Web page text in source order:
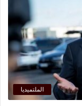
الملتميديا